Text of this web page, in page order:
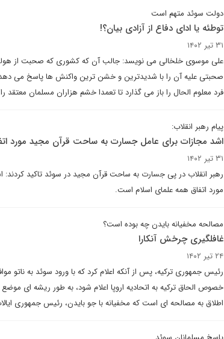
دولت سوئد متهم است
توطئه یا ادای دفاع از آزادی بیان؟!
۳۱ تیر ۱۴۰۲
علی موسوی خلخالی می نویسد: جالب آن که کشوری که صحبت از
صحبتی علیه آن را با شدیدترین و خشن ترین واکنش ها پاسخ می
فرد معلوم الحال را باز می گذارد تا تعمدا خشم هزاران مسلمان معتقد را
پیام رهبر انقلاب:
اشد مجازات برای عامل جسارت به ساحت قرآن مجید مورد
۳۱ تیر ۱۴۰۲
رهبر انقلاب در پی جسارت به ساحت قرآن مجید در سوئد تاکید
مورد اتفاق همه علمای اسلام است.
مصالحه مخفیانه بایدن چه بوده است؟
غافلگیری چرخش آنکارا
۲۴ تیر ۱۴۰۲
رئیس جمهوری ترکیه، پس از آنکه اعلام کرد که با ورود سوئد به ناتو
خصوص الحاق ترکیه به اتحادیه اروپا اعلام شود، به طور ریشه ای
اطلاق به مصالحه ای است که مخفیانه با جو بایدن، رئیس جمهوری